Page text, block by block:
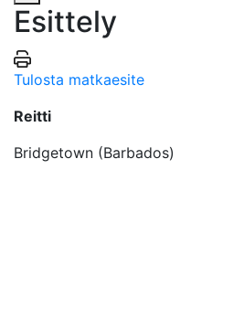
Esittely
Tulosta matkaesite
Reitti
Bridgetown (Barbados)